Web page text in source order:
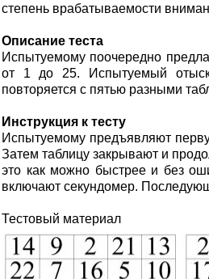
степень врабатываемости
Описание теста
Испытуемому поочередно
от 1 до 25. Испытуемый
повторяется с пятью разными
Инструкция к тесту
Испытуемому предъявляют
Затем таблицу закрывают и
это как можно быстрее и без
включают секундомер.
Тестовый материал